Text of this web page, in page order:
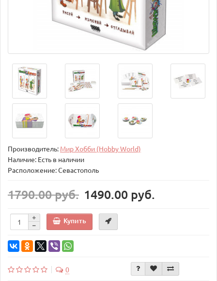
Производитель: Мир Хобби (Hobby World)
Наличие: Есть в наличии
Расположение: Севастополь
1790.00 руб. 1490.00 руб.
Купить
0